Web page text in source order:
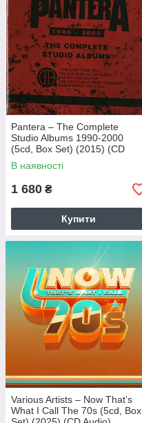
Pantera – The Complete
Studio Albums 1990-2000
(5cd, Box Set) (2015) (CD
Audio) (Import)
В наявності
1 680 ₴
Купити
Various Artists – Now That’s
What I Call The 70s (5cd, Box